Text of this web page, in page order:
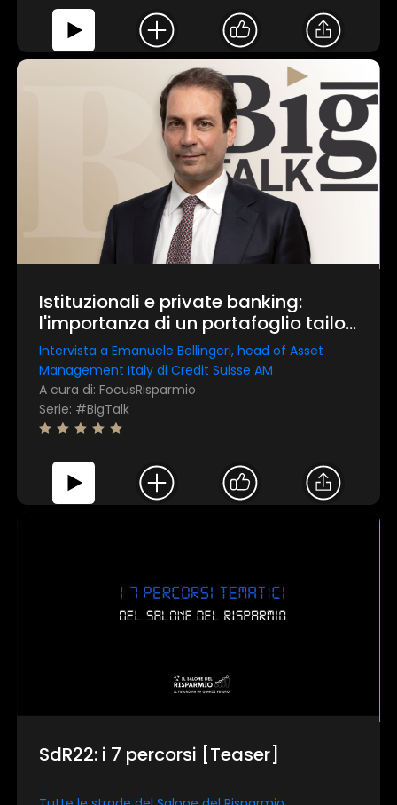
Mostra
Accetta tutti
Personalizza
Istituzionali e private banking:
l'importanza di un portafoglio tailor
made
Intervista a Emanuele Bellingeri, head of Asset
Management Italy di Credit Suisse AM
A cura di: FocusRisparmio
Serie: #BigTalk
SdR22: i 7 percorsi [Teaser]